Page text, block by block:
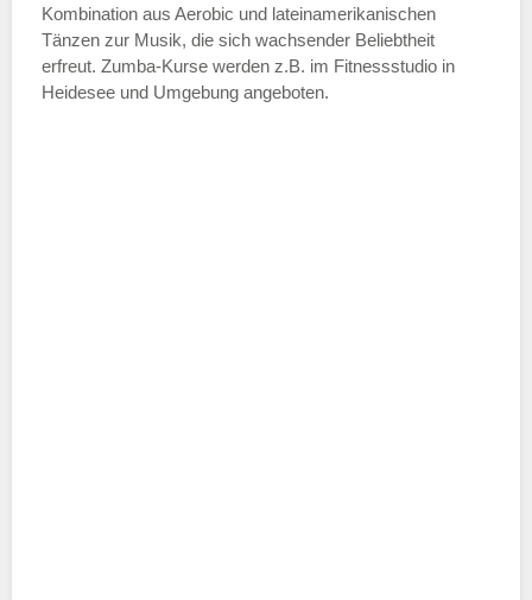
Kombination aus Aerobic und lateinamerikanischen
Tänzen zur Musik, die sich wachsender Beliebtheit
erfreut. Zumba-Kurse werden z.B. im Fitnessstudio in
Heidesee und Umgebung angeboten.